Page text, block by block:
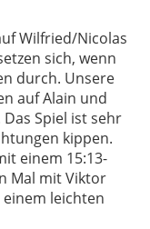
Wilfried/Nicolas
sich, wenn
durch. Unsere
auf Alain und
Spiel ist sehr
kippen.
einem 15:13-
Mal mit Viktor
leichten